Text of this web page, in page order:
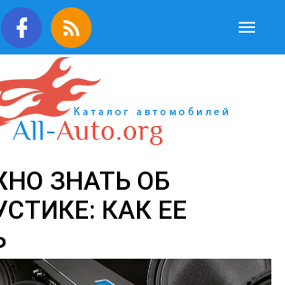
ЗНАТЬ ОБ
КАК ЕЕ